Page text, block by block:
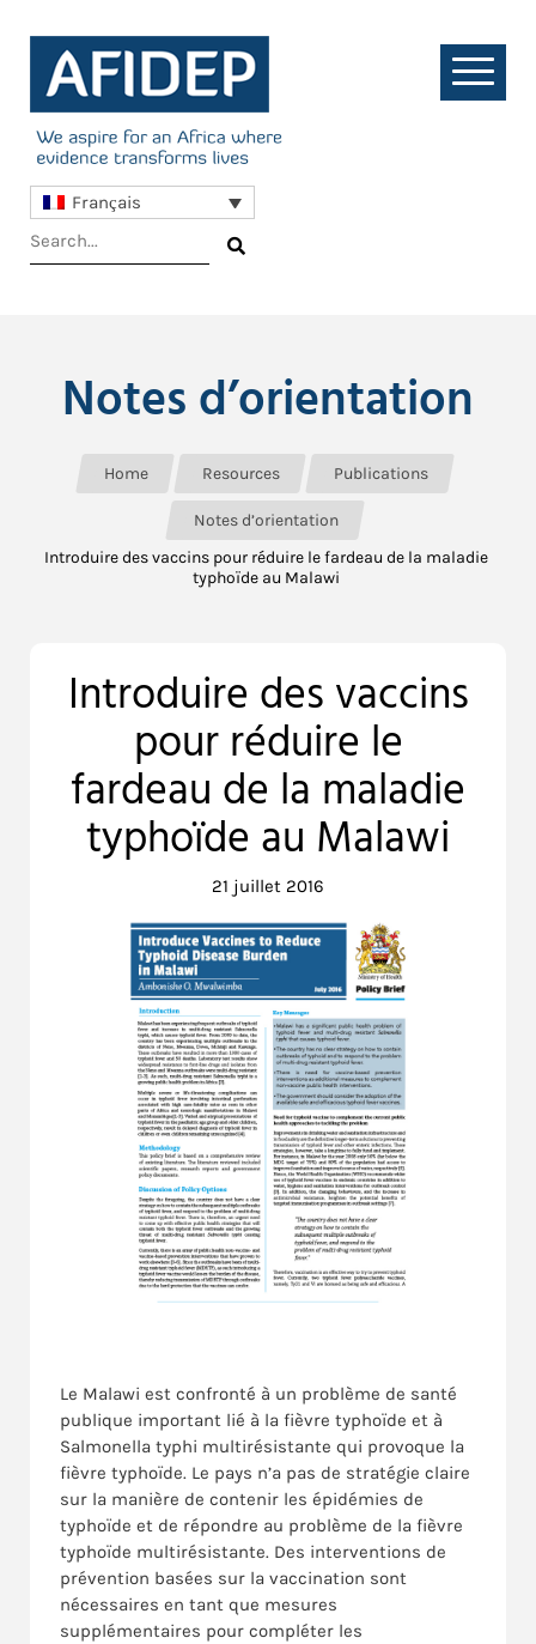
Français
Notes d’orientation
Home Resources Publications
Notes d’orientation
Introduire des vaccins pour réduire le fardeau de la maladie
typhoïde au Malawi
Introduire des vaccins
pour réduire le
fardeau de la maladie
typhoïde au Malawi
21 juillet 2016
Le Malawi est confronté à un problème de santé
publique important lié à la fièvre typhoïde et à
Salmonella typhi multirésistante qui provoque la
fièvre typhoïde. Le pays n’a pas de stratégie claire
sur la manière de contenir les épidémies de
typhoïde et de répondre au problème de la fièvre
typhoïde multirésistante. Des interventions de
prévention basées sur la vaccination sont
nécessaires en tant que mesures
supplémentaires pour compléter les